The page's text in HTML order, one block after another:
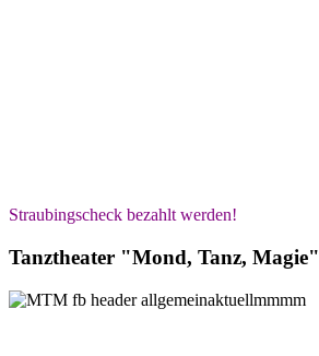
Straubingscheck bezahlt werden!
Tanztheater "Mond, Tanz, Magie"